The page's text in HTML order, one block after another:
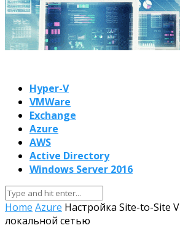
Hyper-V
VMWare
Exchange
Azure
AWS
Active Directory
Windows Server 2016
Home Azure Настройка Site-to-Site
локальной сетью